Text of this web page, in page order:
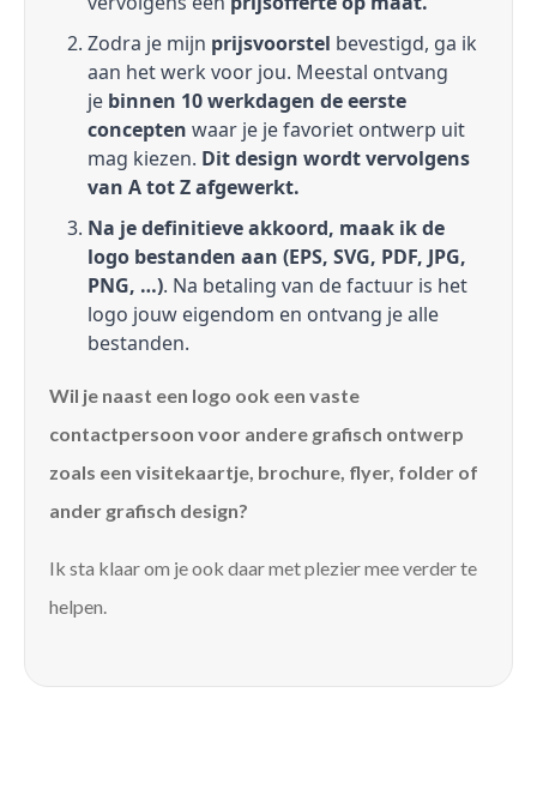
Zodra je mijn prijsvoorstel bevestigd, ga ik
aan het werk voor jou. Meestal ontvang
je binnen 10 werkdagen de eerste
concepten waar je je favoriet ontwerp uit
mag kiezen. Dit design wordt vervolgens
van A tot Z afgewerkt.
Na je definitieve akkoord, maak ik de
logo bestanden aan (EPS, SVG, PDF, JPG,
PNG, …). Na betaling van de factuur is het
logo jouw eigendom en ontvang je alle
bestanden.
Wil je naast een logo ook een vaste
contactpersoon voor andere grafisch ontwerp
zoals een visitekaartje, brochure, flyer, folder of
ander grafisch design?
Ik sta klaar om je ook daar met plezier mee verder te
helpen.